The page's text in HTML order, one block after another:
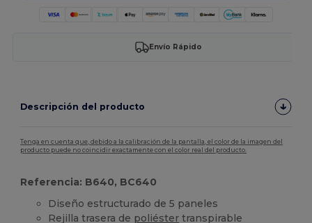
Envío Rápido
Descripción del producto
Tenga en cuenta que, debido a la calibración de la pantalla, el color de la imagen del
producto puede no coincidir exactamente con el color real del producto.
Referencia: B640, BC640
Diseño estructurado de 5 paneles
Rejilla trasera de poliéster transpirable